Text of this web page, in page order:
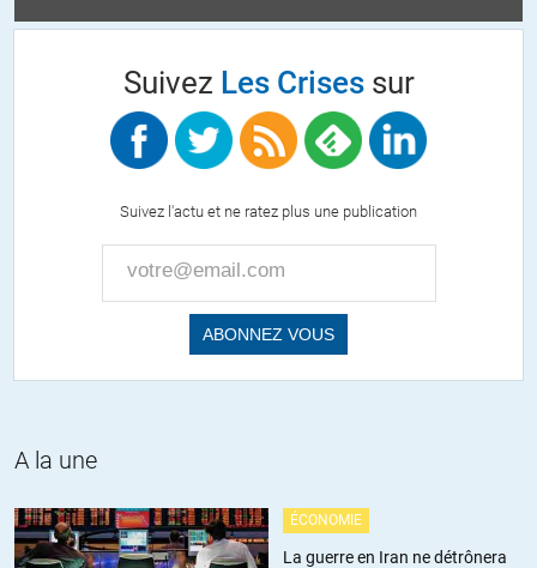
européenne fondée sur une base démocratique et contre le libre
échange mondialiste, ce qui ne peut plus se produire désormais,
grâce à leurs traités iniques adoptés en méprisant la démocratie.
S’appuyant sur l’anti démocratie ils viendraient donner au peuple
français des leçons de démocratie!
En ne proposant aucun argumentaire véritable, opposable au
l’occasion de porter à contrario des voix au candidat qu’ils veulent
attaquer, il s’agit d’une ingérence inadmissible dans le déroulement
des élections françaises par un groupe d’influence étranger. Porté
par un journal collabo.
kasper
Stiglitz n’a manifestement pas lu son propre bouquin, publié l’an
dernier, ou il proposait d’en finir avec l’Euro ^^
Suivez Les Crisessur
Suivez l'actu et ne ratez plus une publication
A la une
ÉCONOMIE
La guerre en Iran ne détrônera